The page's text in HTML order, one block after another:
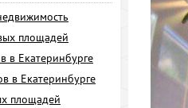
площадей
в Екатеринбурге
в Екатеринбурге
площадей